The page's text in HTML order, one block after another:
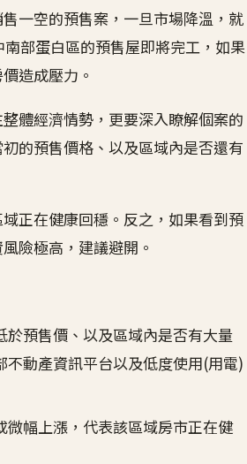
一空的預售案，一旦市場降溫，就
部蛋白區的預售屋即將完工，如果
造成壓力。
體經濟情勢，更要深入瞭解個案的
的預售價格、以及區域內是否還有
正在健康回穩。反之，如果看到預
險極高，建議避開。
預售價、以及區域內是否有大量
動產資訊平台以及低度使用(用電)
幅上漲，代表該區域房市正在健